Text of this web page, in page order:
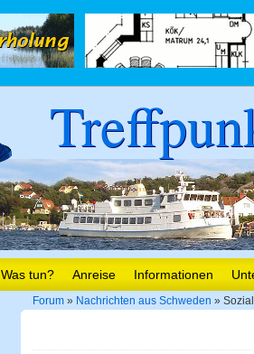
Was tun? Anreise Informationen
Forum » Nachrichten aus Schweden »